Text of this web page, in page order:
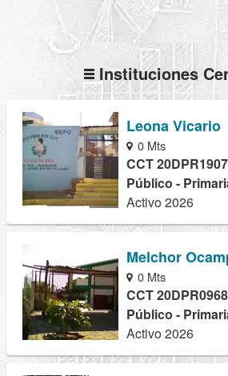
Instituciones
Leona Vicario
0 Mts
CCT
Público -
Activo 2026
Melchor
0 Mts
CCT
Público -
Activo 2026